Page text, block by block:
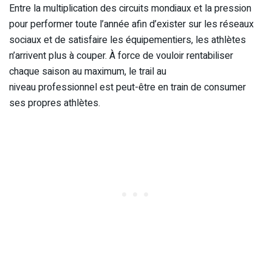
Entre la multiplication des circuits mondiaux et la pression
pour performer toute l’année afin d’exister sur les réseaux
sociaux et de satisfaire les équipementiers, les athlètes
n’arrivent plus à couper. À force de vouloir rentabiliser
chaque saison au maximum, le trail au
niveau professionnel est peut-être en train de consumer
ses propres athlètes.